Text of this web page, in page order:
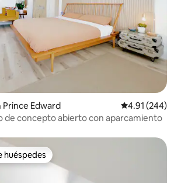
Edward Calificación
4.91 (244)
de concepto abierto con aparcamiento
preferido
huéspedes